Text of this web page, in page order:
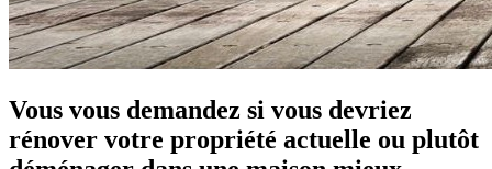
Vous vous demandez si vous devriez
rénover votre propriété actuelle ou plutôt